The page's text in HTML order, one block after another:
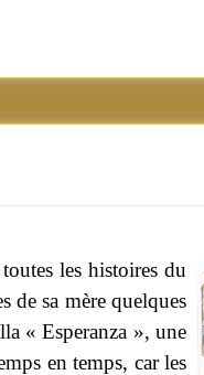
les histoires du
de sa mère quelques
« Esperanza », une
en temps, car les